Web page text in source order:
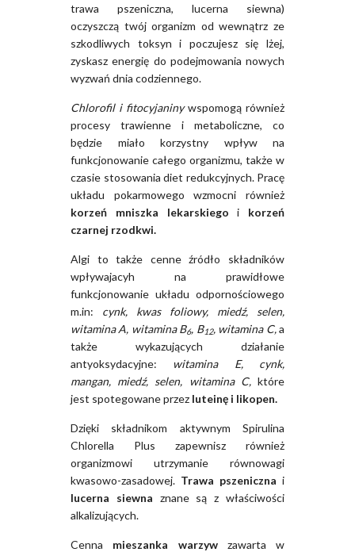
trawa pszeniczna, lucerna siewna)
oczyszczą twój organizm od wewnątrz ze
szkodliwych toksyn i poczujesz się lżej,
zyskasz energię do podejmowania nowych
wyzwań dnia codziennego.
Chlorofil i fitocyjaninywspomogą również
procesy trawienne i metaboliczne, co
będzie miało korzystny wpływ na
funkcjonowanie całego organizmu, także w
czasie stosowania diet redukcyjnych. Pracę
układu pokarmowego wzmocni również
korzeń mniszka lekarskiego i korzeń
czarnej rzodkwi.
Algi to także cenne źródło składników
wpływajacyh na prawidłowe
funkcjonowanie układu odpornościowego
m.in: cynk, kwas foliowy, miedź, selen,
witamina A, witamina B6, B12, witamina C,a
także wykazujących działanie
antyoksydacyjne: witamina E, cynk,
mangan, miedź, selen, witamina C,które
jest spotegowane przez luteinę i likopen.
Dzięki składnikom aktywnym Spirulina
Chlorella Plus zapewnisz również
organizmowi utrzymanie równowagi
kwasowo-zasadowej. Trawa pszeniczna i
lucerna siewna znane są z właściwości
alkalizujących.
Cenna mieszanka warzywzawarta w